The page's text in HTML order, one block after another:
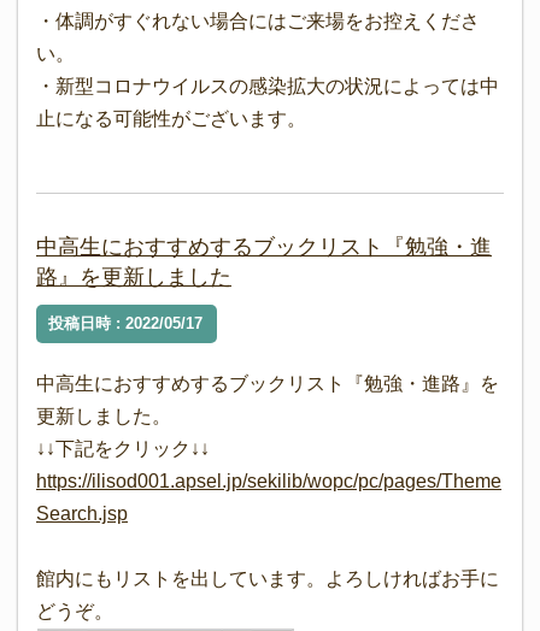
・体調がすぐれない場合にはご来場をお控えくださ
い。
・新型コロナウイルスの感染拡大の状況によっては中
止になる可能性がございます。
中高生におすすめするブックリスト『勉強・進
路』を更新しました
投稿日時 : 2022/05/17
中高生におすすめするブックリスト『勉強・進路』を
更新しました。
↓↓下記をクリック↓↓
https://ilisod001.apsel.jp/sekilib/wopc/pc/pages/Theme
Search.jsp
館内にもリストを出しています。よろしければお手に
どうぞ。